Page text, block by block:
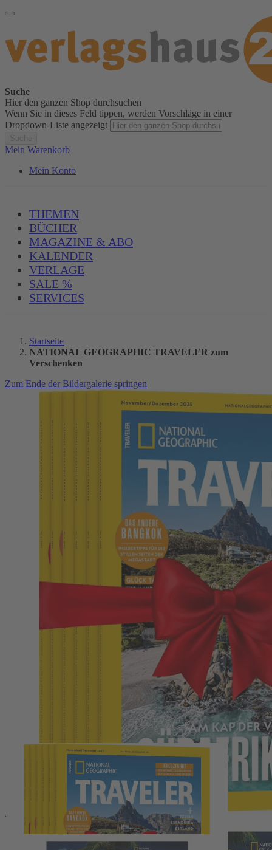
Suche
Hier den ganzen Shop durchsuchen
Wenn Sie in dieses Feld tippen, werden Vorschläge in einer
Dropdown-Liste angezeigt
Mein Warenkorb
Mein Konto
THEMEN
BÜCHER
MAGAZINE & ABO
KALENDER
VERLAGE
SALE %
SERVICES
Startseite
NATIONAL GEOGRAPHIC TRAVELER zum
Verschenken
Zum Ende der Bildergalerie springen
Zum Anfang der Bildergalerie springen
NATIONAL GEOGRAPHIC
TRAVELER zum Verschenken
Produktanhänge
Download: Geschenkurkunde.pdf 3.45MB